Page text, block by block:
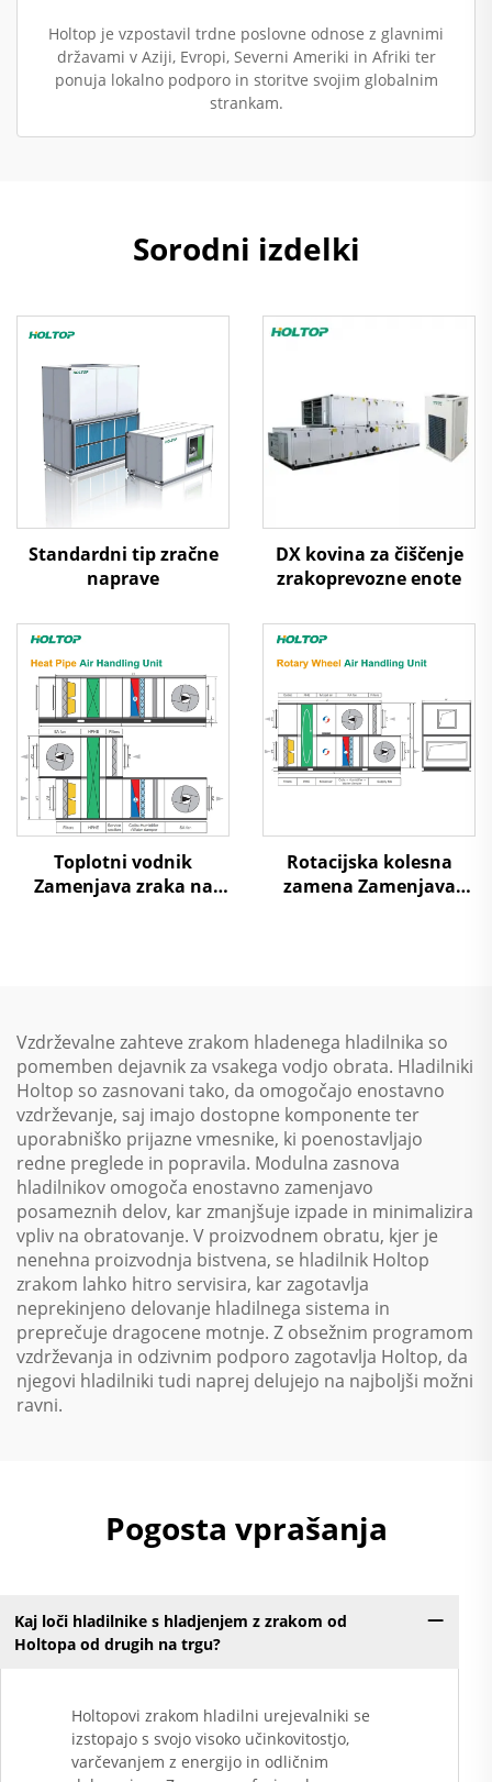
Holtop je vzpostavil trdne poslovne odnose z glavnimi
državami v Aziji, Evropi, Severni Ameriki in Afriki ter
ponuja lokalno podporo in storitve svojim globalnim
strankam.
Sorodni izdelki
Standardni tip zračne
naprave
DX kovina za čiščenje
zrakoprevozne enote
Toplotni vodnik
Zamenjava zraka na
Rotacijska kolesna
zamena Zamenjava
Vzdrževalne zahteve zrakom hladenega hladilnika so
pomemben dejavnik za vsakega vodjo obrata. Hladilniki
Holtop so zasnovani tako, da omogočajo enostavno
vzdrževanje, saj imajo dostopne komponente ter
uporabniško prijazne vmesnike, ki poenostavljajo
redne preglede in popravila. Modulna zasnova
hladilnikov omogoča enostavno zamenjavo
posameznih delov, kar zmanjšuje izpade in minimalizira
vpliv na obratovanje. V proizvodnem obratu, kjer je
nenehna proizvodnja bistvena, se hladilnik Holtop
zrakom lahko hitro servisira, kar zagotavlja
neprekinjeno delovanje hladilnega sistema in
preprečuje dragocene motnje. Z obsežnim programom
vzdrževanja in odzivnim podporo zagotavlja Holtop, da
njegovi hladilniki tudi naprej delujejo na najboljši možni
ravni.
Pogosta vprašanja
Kaj loči hladilnike s hladjenjem z zrakom od
Holtopa od drugih na trgu?
Holtopovi zrakom hladilni urejevalniki se
izstopajo s svojo visoko učinkovitostjo,
varčevanjem z energijo in odličnim